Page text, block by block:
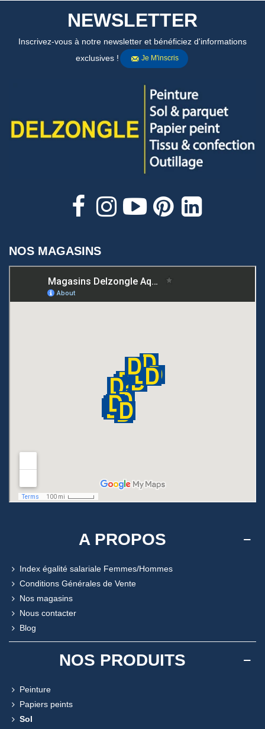
NEWSLETTER
Inscrivez-vous à notre newsletter et bénéficiez d'informations
exclusives !
Je M'inscris
NOS MAGASINS
A PROPOS
Index égalité salariale Femmes/Hommes
Conditions Générales de Vente
Nos magasins
Nous contacter
Blog
NOS PRODUITS
Peinture
Papiers peints
Sol